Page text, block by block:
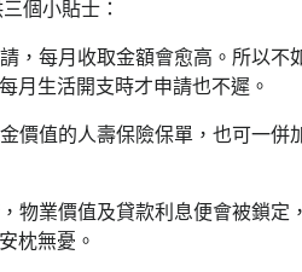
個小貼士：
，每月收取金額會愈高。所以
月生活開支時才申請也不遲。
價值的人壽保險保單，也可一
物業價值及貸款利息便會被鎖
枕無憂。